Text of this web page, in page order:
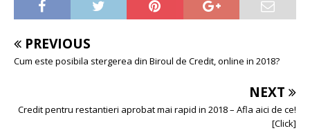
PREVIOUS
Cum este posibila stergerea din Biroul de Credit, online in 2018?
NEXT
Credit pentru restantieri aprobat mai rapid in 2018 – Afla aici de ce!
[Click]